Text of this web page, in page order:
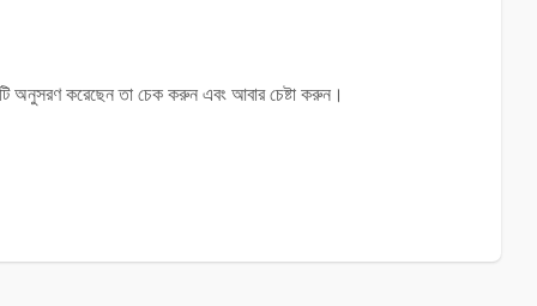
অনুসরণ করেছেন তা চেক করুন এবং আবার চেষ্টা করুন।